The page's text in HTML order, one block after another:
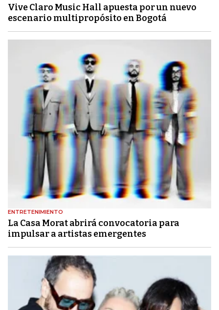
Vive Claro Music Hall apuesta por un nuevo
escenario multipropósito en Bogotá
ENTRETENIMIENTO
La Casa Morat abrirá convocatoria para
impulsar a artistas emergentes